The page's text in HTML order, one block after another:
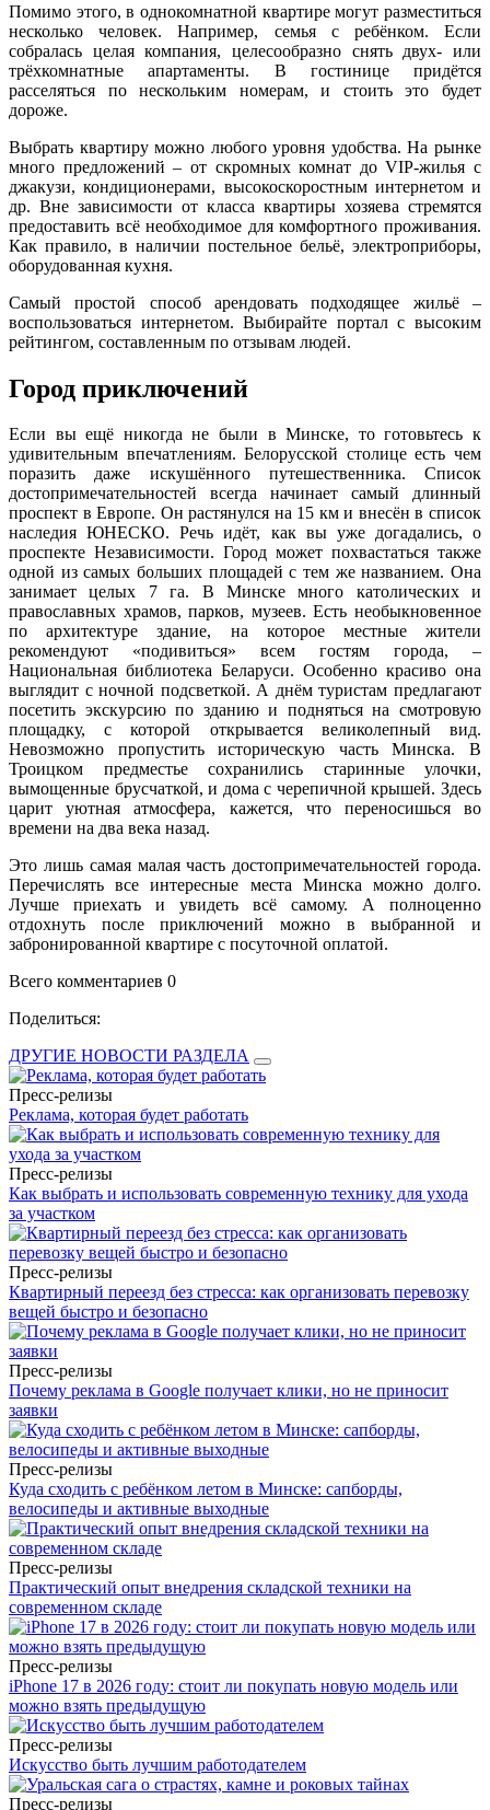
Помимо этого, в однокомнатной квартире могут разместиться
несколько человек. Например, семья с ребёнком. Если
собралась целая компания, целесообразно снять двух- или
трёхкомнатные апартаменты. В гостинице придётся
расселяться по нескольким номерам, и стоить это будет
дороже.
Выбрать квартиру можно любого уровня удобства. На рынке
много предложений – от скромных комнат до VIP-жилья с
джакузи, кондиционерами, высокоскоростным интернетом и
др. Вне зависимости от класса квартиры хозяева стремятся
предоставить всё необходимое для комфортного проживания.
Как правило, в наличии постельное бельё, электроприборы,
оборудованная кухня.
Самый простой способ арендовать подходящее жильё –
воспользоваться интернетом. Выбирайте портал с высоким
рейтингом, составленным по отзывам людей.
Город приключений
Если вы ещё никогда не были в Минске, то готовьтесь к
удивительным впечатлениям. Белорусской столице есть чем
поразить даже искушённого путешественника. Список
достопримечательностей всегда начинает самый длинный
проспект в Европе. Он растянулся на 15 км и внесён в список
наследия ЮНЕСКО. Речь идёт, как вы уже догадались, о
проспекте Независимости. Город может похвастаться также
одной из самых больших площадей с тем же названием. Она
занимает целых 7 га. В Минске много католических и
православных храмов, парков, музеев. Есть необыкновенное
по архитектуре здание, на которое местные жители
рекомендуют «подивиться» всем гостям города, –
Национальная библиотека Беларуси. Особенно красиво она
выглядит с ночной подсветкой. А днём туристам предлагают
посетить экскурсию по зданию и подняться на смотровую
площадку, с которой открывается великолепный вид.
Невозможно пропустить историческую часть Минска. В
Троицком предместье сохранились старинные улочки,
вымощенные брусчаткой, и дома с черепичной крышей. Здесь
царит уютная атмосфера, кажется, что переносишься во
времени на два века назад.
Это лишь самая малая часть достопримечательностей города.
Перечислять все интересные места Минска можно долго.
Лучше приехать и увидеть всё самому. А полноценно
отдохнуть после приключений можно в выбранной и
забронированной квартире с посуточной оплатой.
Всего комментариев 0
Поделиться:
ДРУГИЕ НОВОСТИ РАЗДЕЛА
Пресс-релизы
Реклама, которая будет работать
Пресс-релизы
Как выбрать и использовать современную технику для ухода
за участком
Пресс-релизы
Квартирный переезд без стресса: как организовать перевозку
вещей быстро и безопасно
Пресс-релизы
Почему реклама в Google получает клики, но не приносит
заявки
Пресс-релизы
Куда сходить с ребёнком летом в Минске: сапборды,
велосипеды и активные выходные
Пресс-релизы
Практический опыт внедрения складской техники на
современном складе
Пресс-релизы
iPhone 17 в 2026 году: стоит ли покупать новую модель или
можно взять предыдущую
Пресс-релизы
Искусство быть лучшим работодателем
Пресс-релизы